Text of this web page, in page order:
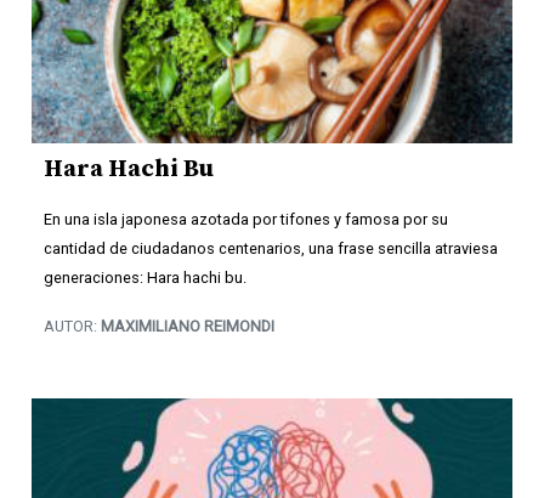
Hara Hachi Bu
En una isla japonesa azotada por tifones y famosa por su
cantidad de ciudadanos centenarios, una frase sencilla atraviesa
generaciones: Hara hachi bu.
AUTOR: MAXIMILIANO REIMONDI